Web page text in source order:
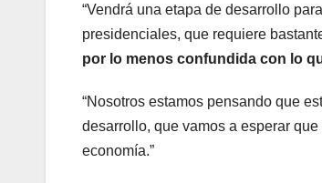
“Vendrá una etapa de desarrollo
presidenciales, que requiere
por lo menos confundida con lo
“Nosotros estamos pensando que
desarrollo, que vamos a esperar
economía.”